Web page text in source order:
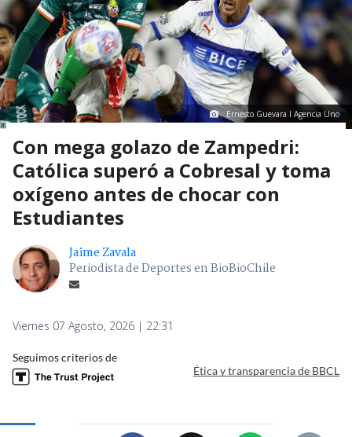
Ernesto Guevara I Agencia Uno
Con mega golazo de Zampedri:
Católica superó a Cobresal y toma
oxígeno antes de chocar con
Estudiantes
Jaime Zavala
Periodista de Deportes en BioBioChile
Viernes 07 Agosto, 2026 | 22:31
Seguimos criterios de
Ética y transparencia de BBCL